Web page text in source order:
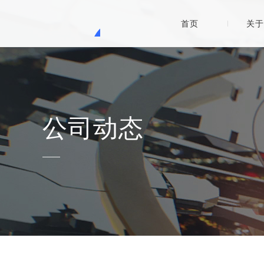
首页 关
公司动态